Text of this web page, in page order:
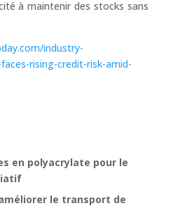
à maintenir des stocks sans
industry-
rising-credit-risk-amid-
en polyacrylate pour le
le transport de